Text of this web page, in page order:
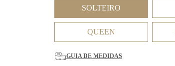
SOLTEIRO
QUEEN
GUIA DE MEDIDAS